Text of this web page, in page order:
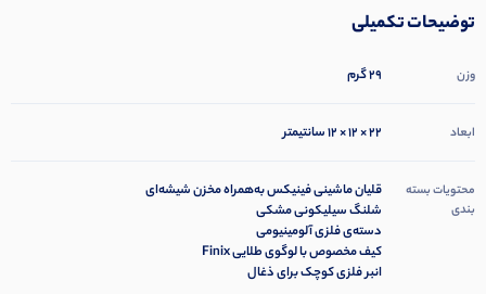
توضیحات تکمیلی
وزن 29 گرم
ابعاد 22 × 12 × 12 سانتیمتر
محتویات بسته
بندی
قلیان ماشینی فینیکس به‌همراه مخزن شیشه‌ای
شلنگ سیلیکونی مشکی
دسته‌ی فلزی آلومینیومی
کیف مخصوص با لوگوی طلایی Finix
انبر فلزی کوچک برای ذغال